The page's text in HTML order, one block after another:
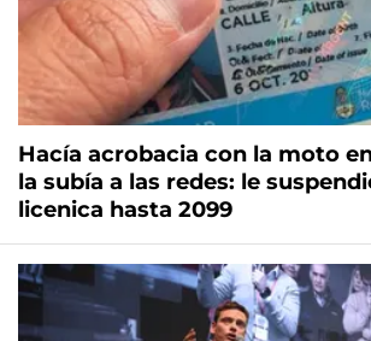
Hacía acrobacia con la moto
la subía a las redes: le
licenica hasta 2099